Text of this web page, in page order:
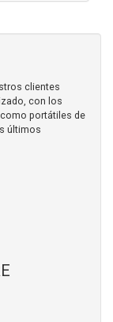
clientes
con los
portátiles de
últimos